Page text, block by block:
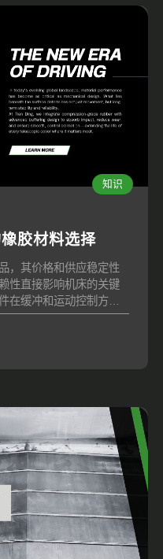
知识
胶材料选择
，其价格和供应稳定性
性直接影响机床的关键
在缓冲和运动控制方面